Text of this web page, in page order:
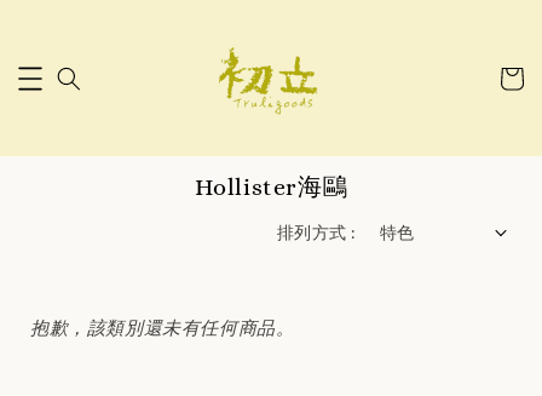
Hollister海鷗
排列方式 :
抱歉，該類別還未有任何商品。